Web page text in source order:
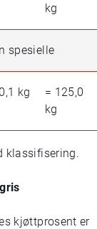
kg
spesielle
kg
= 125,0
kg
klassifisering.
kjøttprosent er